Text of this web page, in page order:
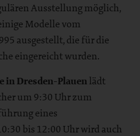
Ausstellung möglich,
Modelle vom
ausgestellt, die für die
eingereicht wurden.
Dresden-Plauenlädt
um 9:30 Uhr zum
eines
bis 12:00 Uhr wird auch